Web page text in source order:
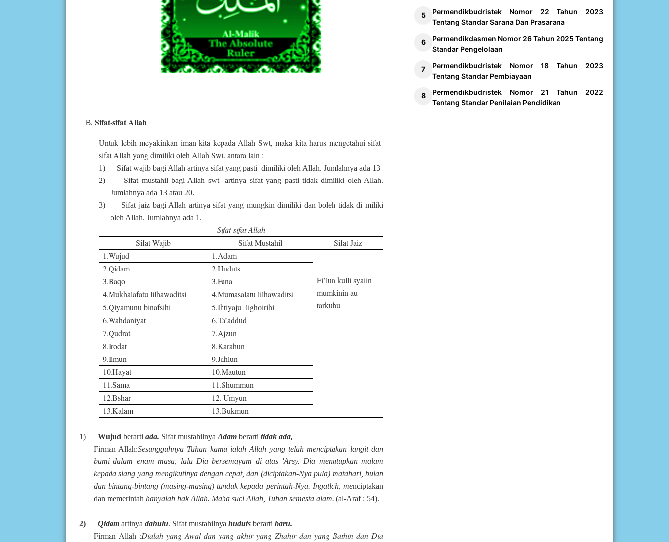
Sifat-sifat Allah
Untuk lebih meyakinkan iman kita kepada Allah Swt, maka kita harus mengetahui sifat-
sifat Allah yang dimiliki oleh Allah Swt. antara lain :
1)
Sifat wajib bagi Allah artinya sifat yang pasti dimiliki oleh Allah. Jumlahnya ada 13
2)
Sifat mustahil bagi Allah swt artinya sifat yang pasti tidak dimiliki oleh Allah.
Jumlahnya ada 13 atau 20.
3)
Sifat jaiz bagi Allah artinya sifat yang mungkin dimiliki dan boleh tidak di miliki
oleh Allah. Jumlahnya ada 1.
Sifat-sifat Allah
Sifat Wajib
Sifat Mustahil
Sifat Jaiz
1.Wujud
1.Adam
Fi’lun kulli syaiin
mumkinin au
tarkuhu
2.Qidam
2.Huduts
3.Baqo
3.Fana
4.Mukhalafatu lilhawaditsi
4.Mumasalatu lilhawaditsi
5.Qiyamunu binafsihi
5.Ihtiyaju lighoirihi
6.Wahdaniyat
6.Ta’addud
7.Qudrat
7.Ajzun
8.Irodat
8.Karahun
9.Ilmun
9.Jahlun
10.Hayat
10.Mautun
11.Sama
11.Shummun
12.Bshar
12. Umyun
13.Kalam
13.Bukmun
1) Wujud berartiada. Sifat mustahilnyaAdam berartitidak ada,
Firman Allah:Sesungguhnya Tuhan kamu ialah Allah yang telah menciptakan langit dan
bumi dalam enam masa, lalu Dia bersemayam di atas 'Arsy. Dia menutupkan malam
kepada siang yang mengikutinya dengan cepat, dan (diciptakan-Nya pula) matahari, bulan
dan bintang-bintang (masing-masing) tunduk kepada perintah-Nya. Ingatlah, menciptakan
dan memerintah hanyalah hak Allah. Maha suci Allah, Tuhan semesta alam. (al-Araf : 54).
2) Qidam artinyadahulu. Sifat mustahilnyahuduts berartibaru.
Firman Allah :Dialah yang Awal dan yang akhir yang Zhahir dan yang Bathin dan Dia
Permendikbudristek Nomor 22 Tahun 2023
Tentang Standar Sarana Dan Prasarana
Permendikdasmen Nomor 26 Tahun 2025 Tentang
Standar Pengelolaan
Permendikbudristek Nomor 18 Tahun 2023
Tentang Standar Pembiayaan
Permendikbudristek Nomor 21 Tahun 2022
Tentang Standar Penilaian Pendidikan